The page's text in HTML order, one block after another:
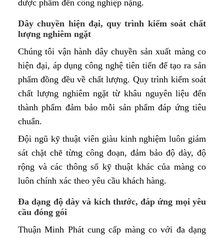
dược phẩm đến công nghiệp nặng.
Dây chuyền hiện đại, quy trình kiểm soát chất
lượng nghiêm ngặt
Chúng tôi vận hành dây chuyền sản xuất màng co
hiện đại, áp dụng công nghệ tiên tiến để tạo ra sản
phẩm đồng đều về chất lượng. Quy trình kiểm soát
chất lượng nghiêm ngặt từ khâu nguyên liệu đến
thành phẩm đảm bảo mỗi sản phẩm đáp ứng tiêu
chuẩn.
Đội ngũ kỹ thuật viên giàu kinh nghiệm luôn giám
sát chặt chẽ từng công đoạn, đảm bảo độ dày, độ
rộng và các thông số kỹ thuật khác của màng co
luôn chính xác theo yêu cầu khách hàng.
Đa dạng độ dày và kích thước, đáp ứng mọi yêu
cầu đóng gói
Thuận Minh Phát cung cấp màng co với đa dạng